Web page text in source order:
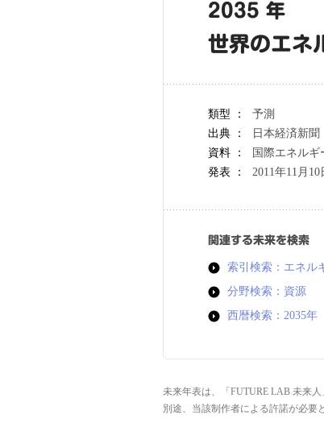
2035 年
世界のエネ
類型 ：
予測
出典 ：
日本経済新聞
資料 ：
国際エネルギ
発表 ：
2011年11月10
関連する未来を検索
索引検索：エネル
分野検索：資源
西暦検索：2035年
未来年表は、「FUTURE LAB 未来
別途、当該制作者による許諾が必要